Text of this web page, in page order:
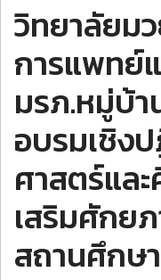
วิทยาลัยม
การแพทย์
มรภ.หมู่บ้
อบรมเชิง
ศาสตร์แล
เสริมศักย
สถานศึกษา